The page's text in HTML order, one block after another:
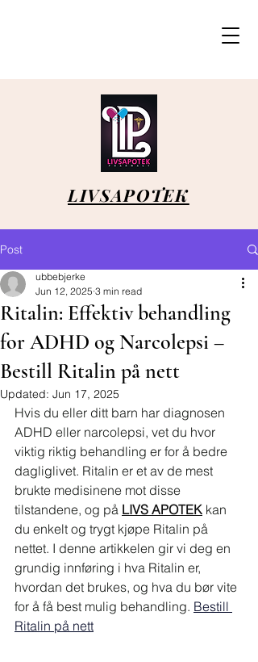
LIVSAPOTEK
Post
Ritalin: Effektiv behandling
for ADHD og Narcolepsi –
Bestill Ritalin på nett
ubbebjerke
Jun 12, 2025 3 min read
Updated: Jun 17, 2025
Hvis du eller ditt barn har diagnosen
ADHD eller narcolepsi, vet du hvor
viktig riktig behandling er for å bedre
dagliglivet. Ritalin er et av de mest
brukte medisinene mot disse
tilstandene, og på LIVS APOTEK kan
du enkelt og trygt kjøpe Ritalin på
nettet. I denne artikkelen gir vi deg en
grundig innføring i hva Ritalin er,
hvordan det brukes, og hva du bør vite
for å få best mulig behandling. Bestill
Ritalin på nett